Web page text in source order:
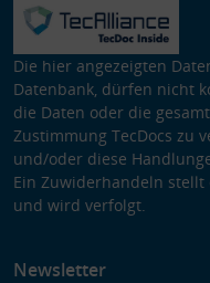
Die hier angezeigten
Datenbank, dürfen nicht
die Daten oder die
Zustimmung TecDocs zu
und/oder diese
Ein Zuwiderhandeln
und wird verfolgt.
Newsletter